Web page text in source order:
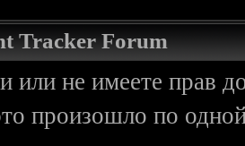
Tracker Forum
не имеете прав
произошло по